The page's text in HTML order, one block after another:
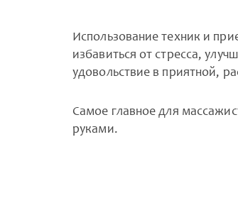
Использование техник и
избавиться от стресса,
удовольствие в приятной,
Самое главное для
руками.